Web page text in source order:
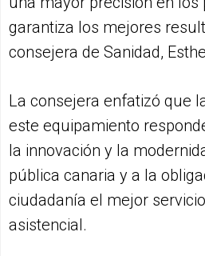
garantiza los mejores
consejera de Sanidad,
La consejera enfatizó que
este equipamiento
la innovación y la
pública canaria y a la
ciudadanía el mejor
asistencial.